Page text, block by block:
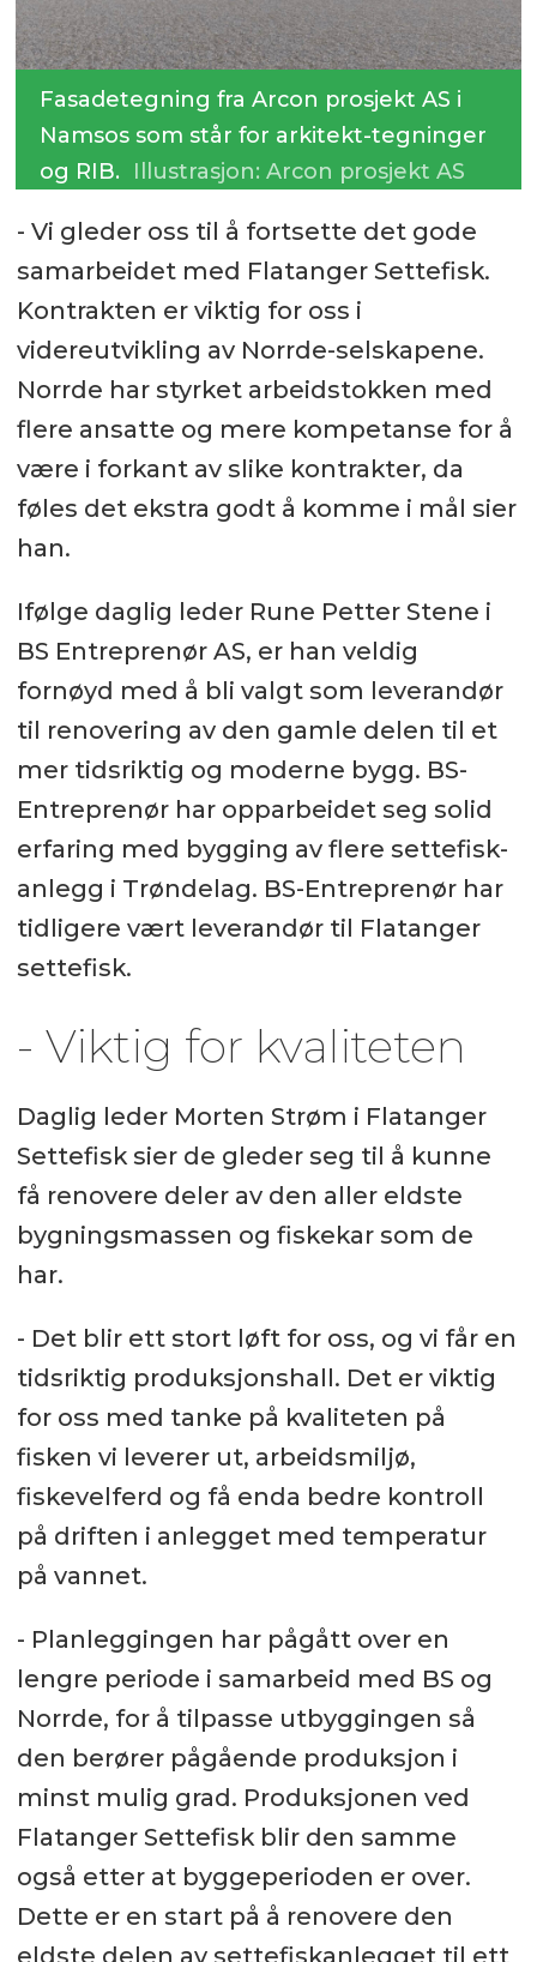
Fasadetegning fra Arcon prosjekt AS i
Namsos som står for arkitekt-tegninger
og RIB. Illustrasjon: Arcon prosjekt AS
- Vi gleder oss til å fortsette det gode
samarbeidet med Flatanger Settefisk.
Kontrakten er viktig for oss i
videreutvikling av Norrde-selskapene.
Norrde har styrket arbeidstokken med
flere ansatte og mere kompetanse for å
være i forkant av slike kontrakter, da
føles det ekstra godt å komme i mål sier
han.
Ifølge daglig leder Rune Petter Stene i
BS Entreprenør AS, er han veldig
fornøyd med å bli valgt som leverandør
til renovering av den gamle delen til et
mer tidsriktig og moderne bygg. BS-
Entreprenør har opparbeidet seg solid
erfaring med bygging av flere settefisk-
anlegg i Trøndelag. BS-Entreprenør har
tidligere vært leverandør til Flatanger
settefisk.
- Viktig for kvaliteten
Daglig leder Morten Strøm i Flatanger
Settefisk sier de gleder seg til å kunne
få renovere deler av den aller eldste
bygningsmassen og fiskekar som de
har.
- Det blir ett stort løft for oss, og vi får en
tidsriktig produksjonshall. Det er viktig
for oss med tanke på kvaliteten på
fisken vi leverer ut, arbeidsmiljø,
fiskevelferd og få enda bedre kontroll
på driften i anlegget med temperatur
på vannet.
- Planleggingen har pågått over en
lengre periode i samarbeid med BS og
Norrde, for å tilpasse utbyggingen så
den berører pågående produksjon i
minst mulig grad. Produksjonen ved
Flatanger Settefisk blir den samme
også etter at byggeperioden er over.
Dette er en start på å renovere den